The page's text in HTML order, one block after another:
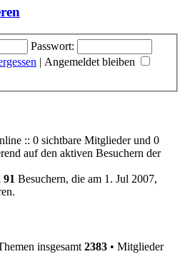
Passwort:
| Angemeldet bleiben
:: 0 sichtbare Mitglieder und 0
auf den aktiven Besuchern der
91 Besuchern, die am 1. Jul 2007,
insgesamt 2383 • Mitglieder